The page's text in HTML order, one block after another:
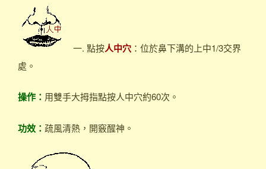
一. 點按人中穴 ：位於鼻下溝的上中1/3交界
處。
操作： 用雙手大拇指點按人中穴約60次。
功效： 疏風清熱，開竅醒神。